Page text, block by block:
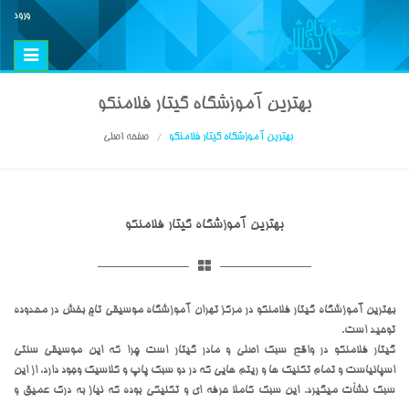
ورود
Toggle
بهترین آموزشگاه گیتار فلامنکو
بهترین آموزشگاه گیتار فلامنکو صفحه اصلی
بهترین آموزشگاه گیتار فلامنکو
بهترین آموزشگاه گیتار فلامنکو در مرکز تهران آموزشگاه موسیقی تاج بخش در محدوده
توحید است.
گیتار فلامنکو در واقع سبک اصلی و مادر گیتار است چرا که این موسیقی سنتی
اسپانیاست و تمام تکنیک ها و ریتم هایی که در دو سبک پاپ و کلاسیک وجود دارد، از این
سبک نشأت میگیرد. این سبک کاملا حرفه ای و تکنیکی بوده که نیاز به درک عمیق و